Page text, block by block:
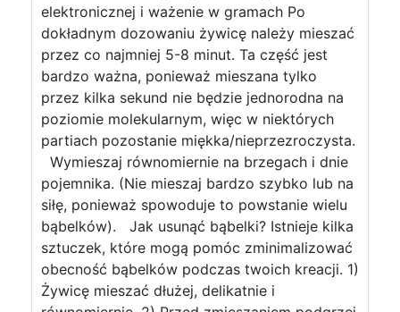
elektronicznej i ważenie w gramach Po
dokładnym dozowaniu żywicę należy mieszać
przez co najmniej 5-8 minut. Ta część jest
bardzo ważna, ponieważ mieszana tylko
przez kilka sekund nie będzie jednorodna na
poziomie molekularnym, więc w niektórych
partiach pozostanie miękka/nieprzezroczysta.
Wymieszaj równomiernie na brzegach i dnie
pojemnika. (Nie mieszaj bardzo szybko lub na
siłę, ponieważ spowoduje to powstanie wielu
bąbelków). Jak usunąć bąbelki? Istnieje kilka
sztuczek, które mogą pomóc zminimalizować
obecność bąbelków podczas twoich kreacji. 1)
Żywicę mieszać dłużej, delikatnie i